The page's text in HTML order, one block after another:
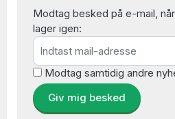
Modtag besked på e-mail,
lager igen:
Modtag samtidig andre
Giv mig besked